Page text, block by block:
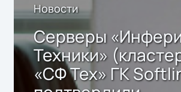
Новости
Серверы
Техники»
«СФ Тех» ГК